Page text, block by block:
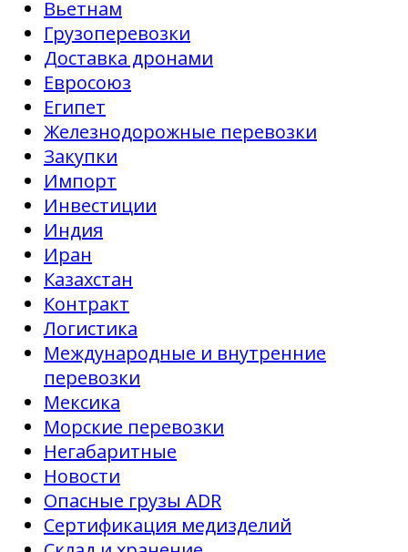
Вьетнам
Грузоперевозки
Доставка дронами
Евросоюз
Египет
Железнодорожные перевозки
Закупки
Импорт
Инвестиции
Индия
Иран
Казахстан
Контракт
Логистика
Международные и внутренние
перевозки
Мексика
Морские перевозки
Негабаритные
Новости
Опасные грузы ADR
Сертификация медизделий